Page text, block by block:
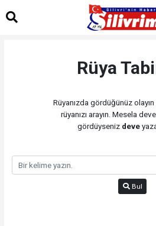
Rüya
Rüyanızda gördüğünüz
rüyanızı arayın. Mesela
gördüyseniz deve
Bul